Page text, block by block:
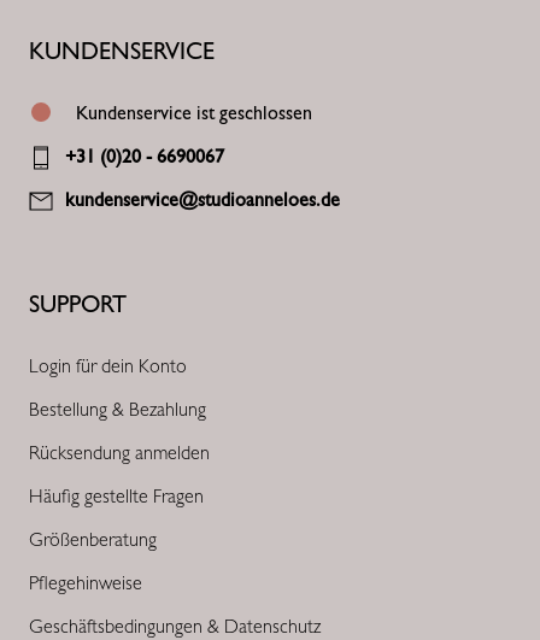
SUPPORT
Login für dein Konto
Bestellung & Bezahlung
Rücksendung anmelden
Häufig gestellte Fragen
Größenberatung
Pflegehinweise
Geschäftsbedingungen & Datenschutz
KUNDENSERVICE
Kundenservice ist geschlossen
+31 (0)20 - 6690067
kundenservice@studioanneloes.de